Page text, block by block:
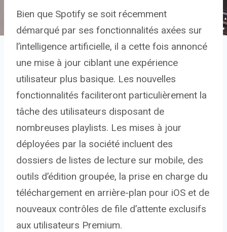
Bien que Spotify se soit récemment
démarqué par ses fonctionnalités axées sur
l’intelligence artificielle, il a cette fois annoncé
une mise à jour ciblant une expérience
utilisateur plus basique. Les nouvelles
fonctionnalités faciliteront particulièrement la
tâche des utilisateurs disposant de
nombreuses playlists. Les mises à jour
déployées par la société incluent des
dossiers de listes de lecture sur mobile, des
outils d’édition groupée, la prise en charge du
téléchargement en arrière-plan pour iOS et de
nouveaux contrôles de file d’attente exclusifs
aux utilisateurs Premium.